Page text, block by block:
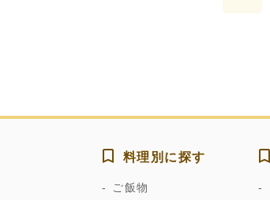
料理別に探す
ご飯物